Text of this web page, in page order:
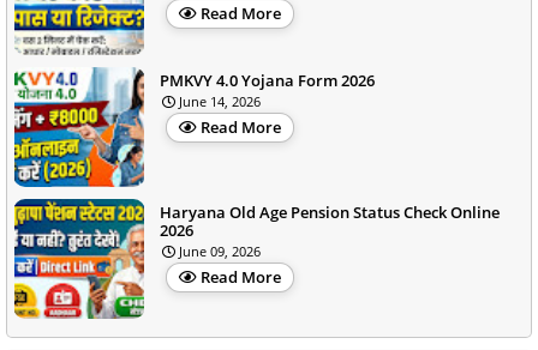
Read More
PMKVY 4.0 Yojana Form 2026
June 14, 2026
Read More
Haryana Old Age Pension Status Check Online
2026
June 09, 2026
Read More